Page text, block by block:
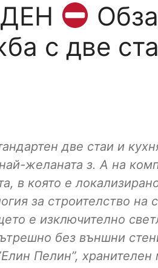
с две
две стаи и
желаната з. А на
в която е
за строителство на
е изключително
без външни
Пелин”,